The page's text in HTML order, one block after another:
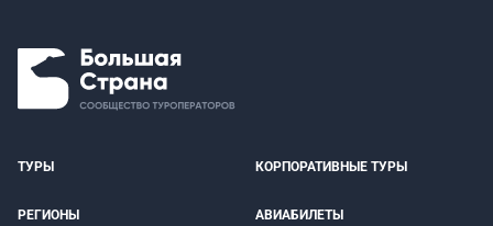
ТУРЫ КОРПОРАТИВНЫЕ ТУРЫ
РЕГИОНЫ АВИАБИЛЕТЫ